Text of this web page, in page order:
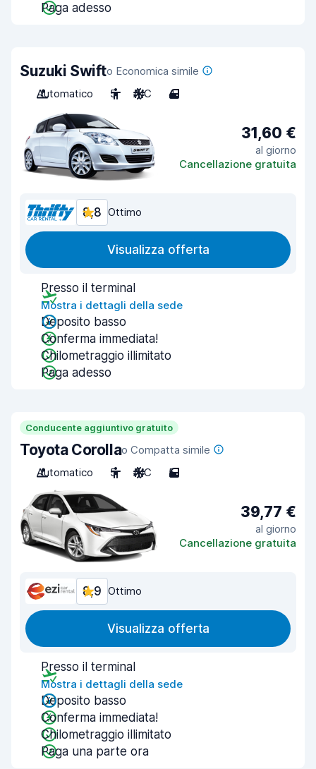
Paga adesso
Suzuki Swifto Economica simile
Automatico
5 A/C 4
31,60 €
al giorno
Cancellazione gratuita
8,8 Ottimo
Visualizza offerta
Presso il terminal
Mostra i dettagli della sede
Deposito basso
Conferma immediata!
Chilometraggio illimitato
Paga adesso
Conducente aggiuntivo gratuito
Toyota Corollao Compatta simile
Automatico
5 A/C 5
39,77 €
al giorno
Cancellazione gratuita
8,9 Ottimo
Visualizza offerta
Presso il terminal
Mostra i dettagli della sede
Deposito basso
Conferma immediata!
Chilometraggio illimitato
Paga una parte ora